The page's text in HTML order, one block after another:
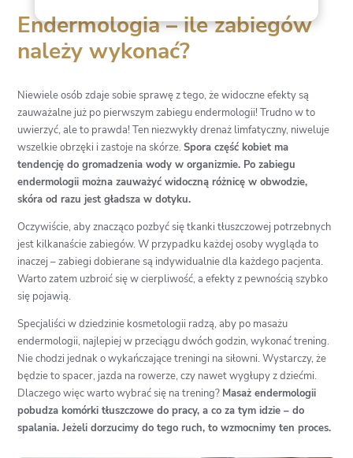
Endermologia – ile zabiegów
należy wykonać?
Niewiele osób zdaje sobie sprawę z tego, że widoczne efekty są
zauważalne już po pierwszym zabiegu endermologii! Trudno w to
uwierzyć, ale to prawda! Ten niezwykły drenaż limfatyczny, niweluje
wszelkie obrzęki i zastoje na skórze.Spora część kobiet ma
tendencję do gromadzenia wody w organizmie. Po zabiegu
endermologii można zauważyć widoczną różnicę w obwodzie,
skóra od razu jest gładsza w dotyku.
Oczywiście, aby znacząco pozbyć się tkanki tłuszczowej potrzebnych
jest kilkanaście zabiegów. W przypadku każdej osoby wygląda to
inaczej – zabiegi dobierane są indywidualnie dla każdego pacjenta.
Warto zatem uzbroić się w cierpliwość, a efekty z pewnością szybko
się pojawią.
Specjaliści w dziedzinie kosmetologii radzą, aby po masażu
endermologii, najlepiej w przeciągu dwóch godzin, wykonać trening.
Nie chodzi jednak o wykańczające treningi na siłowni. Wystarczy, że
będzie to spacer, jazda na rowerze, czy nawet wygłupy z dziećmi.
Dlaczego więc warto wybrać się na trening? Masaż endermologii
pobudza komórki tłuszczowe do pracy, a co za tym idzie – do
spalania. Jeżeli dorzucimy do tego ruch, to wzmocnimy ten proces.